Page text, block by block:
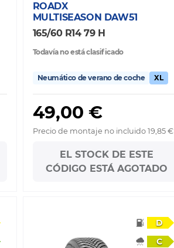
ROADX
MULTISEASON DAW51
165/60 R14 79 H
Todavía no está clasificado
Neumático de verano de coche XL
49,00 €
Precio de montaje no incluido 19,85 €
EL STOCK DE ESTE
CÓDIGO ESTÁ AGOTADO
D
C